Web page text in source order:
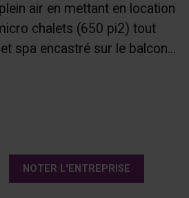
air en mettant en location
chalets (650 pi2) tout
spa encastré sur le balcon...
NOTER L'ENTREPRISE